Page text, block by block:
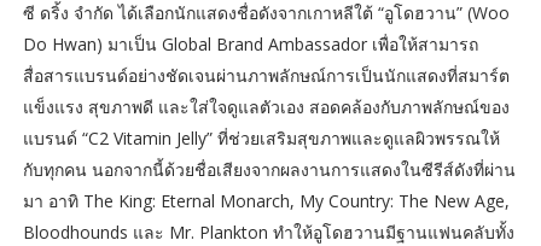
ซี ดริ้ง จำกัด ได้เลือกนักแสดงชื่อดังจากเกาหลีใต้ “อูโดฮวาน” (Woo
Do Hwan) มาเป็น Global Brand Ambassador เพื่อให้สามารถ
สื่อสารแบรนด์อย่างชัดเจนผ่านภาพลักษณ์การเป็นนักแสดงที่สมาร์ต
แข็งแรง สุขภาพดี และใส่ใจดูแลตัวเอง สอดคล้องกับภาพลักษณ์ของ
แบรนด์ “C2 Vitamin Jelly” ที่ช่วยเสริมสุขภาพและดูแลผิวพรรณให้
กับทุกคน นอกจากนี้ด้วยชื่อเสียงจากผลงานการแสดงในซีรีส์ดังที่ผ่าน
มา อาทิ The King: Eternal Monarch, My Country: The New Age,
Bloodhounds และ Mr. Plankton ทำให้อูโดฮวานมีฐานแฟนคลับทั้ง